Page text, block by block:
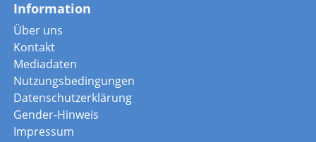
Information
Über uns
Kontakt
Mediadaten
Nutzungsbedingungen
Datenschutzerklärung
Gender-Hinweis
Impressum